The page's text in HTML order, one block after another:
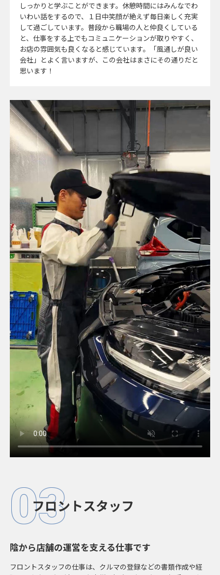
しっかりと学ぶことができます。休憩時間にはみんなでわ
いわい話をするので、１日中笑顔が絶えず毎日楽しく充実
して過ごしています。普段から職場の人と仲良くしている
と、仕事をする上でもコミュニケーションが取りやすく、
お店の雰囲気も良くなると感じています。「風通しが良い
会社」とよく言いますが、この会社はまさにその通りだと
思います！
03
フロントスタッフ
陰から店舗の運営を支える仕事です
フロントスタッフの仕事は、クルマの登録などの書類作成や経